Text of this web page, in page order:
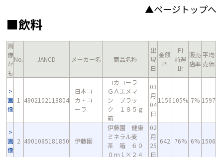
▲ページトップへ
■飲料
画
像
か
も
No. JANCD メーカー名 商品名称
出
現
日
金額
PI
PI
前週
比
販売
店率
平均
売価
画
像
1 4902102118804
日本コ
カ・コ
ーラ
コカコーラ
ＧＡエメマ
ン ブラッ
ク １８５ｇ
箱
03
月
04
日
1156105% 7% 1597
画
像
2 4901085181850 伊藤園
伊藤園 健康
ミネラル麦
茶 箱 ６０
０ｍｌ×２４
02
月
25
日
642 76% 6% 1506